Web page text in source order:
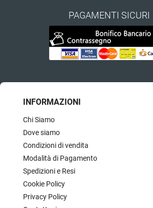
PAGAMENTI SICURI
INFORMAZIONI
Chi Siamo
Dove siamo
Condizioni di vendita
Modalità di Pagamento
Spedizioni e Resi
Cookie Policy
Privacy Policy